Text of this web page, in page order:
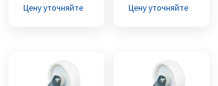
Цену уточняйте
Цену уточняйте